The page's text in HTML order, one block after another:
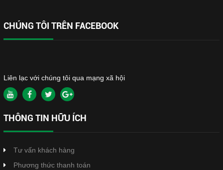
CHÚNG TÔI TRÊN FACEBOOK
Liên lạc với chúng tôi qua mạng xã hội
THÔNG TIN HỮU ÍCH
Tư vấn khách hàng
Phương thức thanh toán